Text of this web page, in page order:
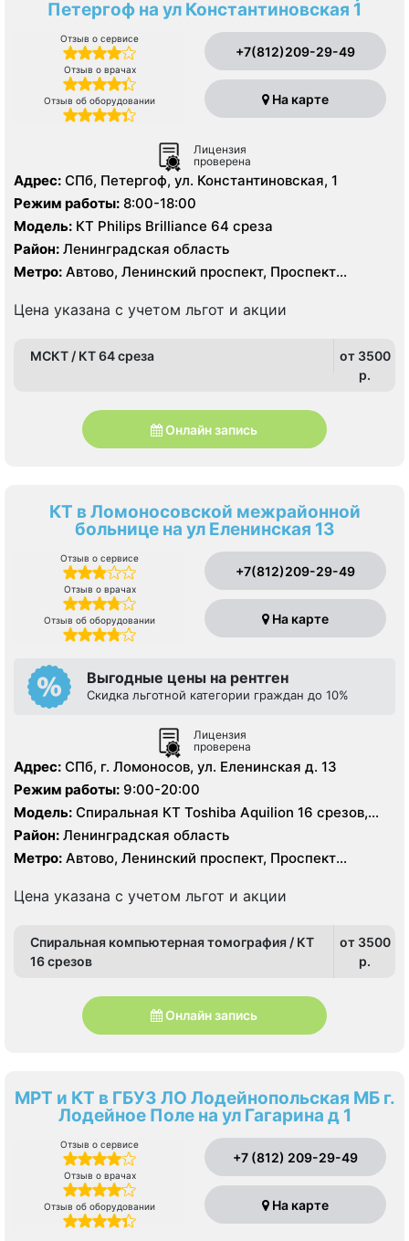
Петергоф на ул Константиновская 1
Отзыв о сервисе
Отзыв о врачах
Отзыв об оборудовании
+7(812)209-29-49
На карте
Лицензия
проверена
Адрес: СПб, Петергоф, ул. Константиновская, 1
Режим работы: 8:00-18:00
Модель: КТ Philips Brilliance 64 среза
Район: Ленинградская область
Метро: Автово, Ленинский проспект, Проспект
Цена указана с учетом льгот и акции
МСКТ / КТ 64 среза
от 3500
p.
Онлайн запись
КТ в Ломоносовской межрайонной
больнице на ул Еленинская 13
Отзыв о сервисе
Отзыв о врачах
Отзыв об оборудовании
+7(812)209-29-49
На карте
Выгодные цены на рентген
Скидка льготной категории граждан до 10%
Лицензия
проверена
Адрес: СПб, г. Ломоносов, ул. Еленинская д. 13
Режим работы: 9:00-20:00
Модель: Спиральная КТ Toshiba Aquilion 16 срезов,
УЗИ, рентген
Район: Ленинградская область
Метро: Автово, Ленинский проспект, Проспект
Цена указана с учетом льгот и акции
Спиральная компьютерная томография / КТ
16 срезов
от 3500
p.
Онлайн запись
МРТ и КТ в ГБУЗ ЛО Лодейнопольская МБ г.
Лодейное Поле на ул Гагарина д 1
Отзыв о сервисе
Отзыв о врачах
Отзыв об оборудовании
+7 (812) 209-29-49
На карте